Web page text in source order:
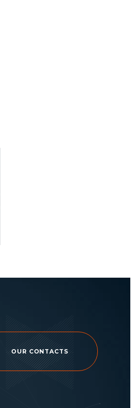
OUR CONTACTS